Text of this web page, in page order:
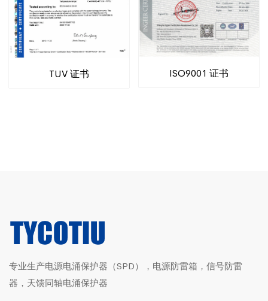
TUV 证书 ISO9001 证书
专业生产电源电涌保护器（SPD），电源防雷箱，信号防雷
器，天馈同轴电涌保护器